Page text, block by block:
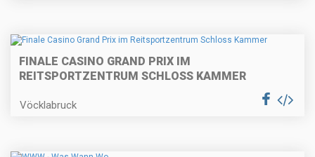
FINALE CASINO GRAND PRIX IM
REITSPORTZENTRUM SCHLOSS KAMMER
Vöcklabruck